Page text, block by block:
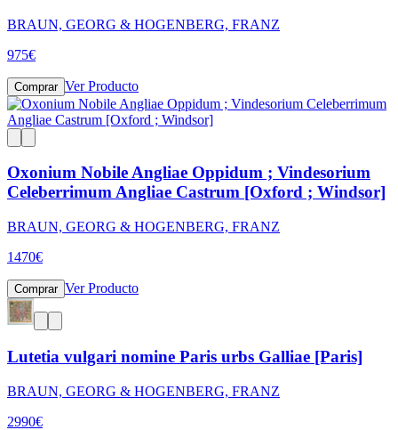
BRAUN, GEORG & HOGENBERG, FRANZ
975€
Comprar Ver Producto
Oxonium Nobile Angliae Oppidum ; Vindesorium
Celeberrimum Angliae Castrum [Oxford ; Windsor]
BRAUN, GEORG & HOGENBERG, FRANZ
1470€
Comprar Ver Producto
Lutetia vulgari nomine Paris urbs Galliae [Paris]
BRAUN, GEORG & HOGENBERG, FRANZ
2990€